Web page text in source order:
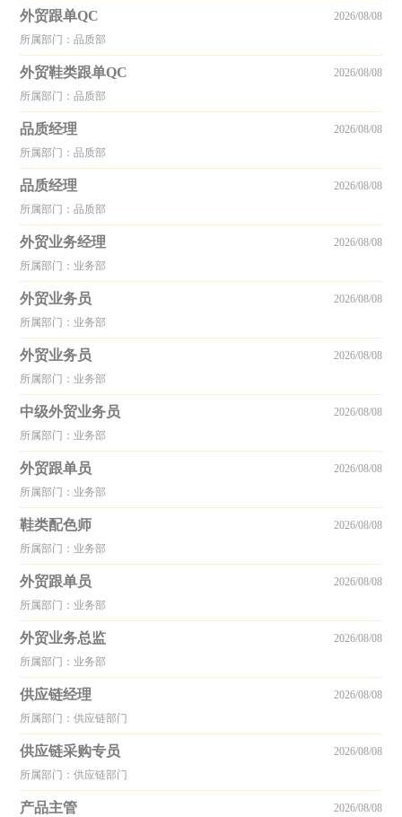
外贸跟单QC
所属部门：品质部
2026/08/08
外贸鞋类跟单QC
所属部门：品质部
2026/08/08
品质经理
所属部门：品质部
2026/08/08
品质经理
所属部门：品质部
2026/08/08
外贸业务经理
所属部门：业务部
2026/08/08
外贸业务员
所属部门：业务部
2026/08/08
外贸业务员
所属部门：业务部
2026/08/08
中级外贸业务员
所属部门：业务部
2026/08/08
外贸跟单员
所属部门：业务部
2026/08/08
鞋类配色师
所属部门：业务部
2026/08/08
外贸跟单员
所属部门：业务部
2026/08/08
外贸业务总监
所属部门：业务部
2026/08/08
供应链经理
所属部门：供应链部门
2026/08/08
供应链采购专员
所属部门：供应链部门
2026/08/08
产品主管 2026/08/08